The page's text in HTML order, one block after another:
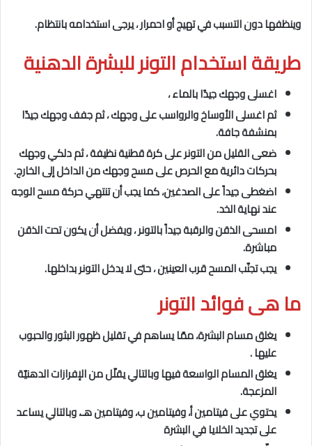
وينظفها دون التسبب في تهيج أو احمرار ، يرجى استخدامه بانتظام.
طريقة استخدام التونر للبشرة الدهنية
اغسلى وجهك جيدًا بالماء ،
ثم اغسلى الأوساخ والرواسب على وجهك ، ثم جفف وجهك جيدًا
بمنشفة جافة.
ضعى القليل من التونر على كرة قطنية نظيفة ، ثم دلكي وجهك
بحركات دائرية مع الحرص على مسح وجهك من الداخل إلى الخارج.
اضغطى جيداً على الصدغين، كما يجب أن تنتهي حركة مسح الوجه
عند نهاية الخد.
امسحى الذقن والرقبة جيداً بالتونر ، ويفضل أن يكون تحت الذقن
مباشرة.
يجب تجنّب المسح قرب العينين ، حتى لا يدخل التونر بداخلها.
ما هى فوائد التونر
يغلق مسام البشرة، ممّا يساهم في تقليل ظهور البثور والحبوب
عليها .
يغلق المسام الواسعة فيها وبالتالي يقلّل من الإفرازات الدهنيّة
المزعجة.
يحتوي على فيتامين أ، وفيتامين ب، وفيتامين هـ، وبالتالي يساعد
على تجديد الخلايا في البشرة